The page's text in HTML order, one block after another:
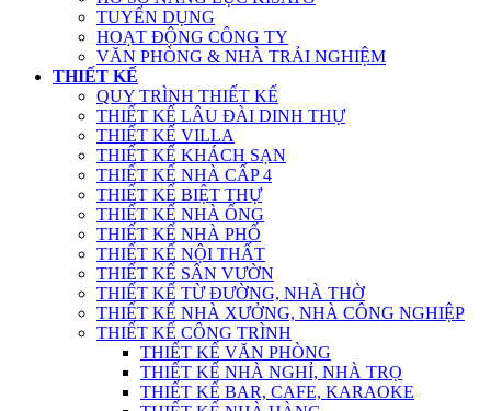
TUYỂN DỤNG
HOẠT ĐỘNG CÔNG TY
VĂN PHÒNG & NHÀ TRẢI NGHIỆM
THIẾT KẾ
QUY TRÌNH THIẾT KẾ
THIẾT KẾ LÂU ĐÀI DINH THỰ
THIẾT KẾ VILLA
THIẾT KẾ KHÁCH SẠN
THIẾT KẾ NHÀ CẤP 4
THIẾT KẾ BIỆT THỰ
THIẾT KẾ NHÀ ỐNG
THIẾT KẾ NHÀ PHỐ
THIẾT KẾ NỘI THẤT
THIẾT KẾ SÂN VƯỜN
THIẾT KẾ TỪ ĐƯỜNG, NHÀ THỜ
THIẾT KẾ NHÀ XƯỞNG, NHÀ CÔNG NGHIỆP
THIẾT KẾ CÔNG TRÌNH
THIẾT KẾ VĂN PHÒNG
THIẾT KẾ NHÀ NGHỈ, NHÀ TRỌ
THIẾT KẾ BAR, CAFE, KARAOKE